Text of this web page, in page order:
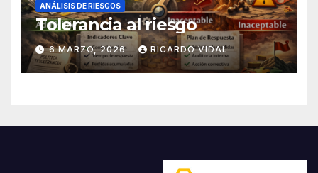
ANÁLISIS DE RIESGOS
Tolerancia al riesgo
6 MARZO, 2026 RICARDO VIDAL